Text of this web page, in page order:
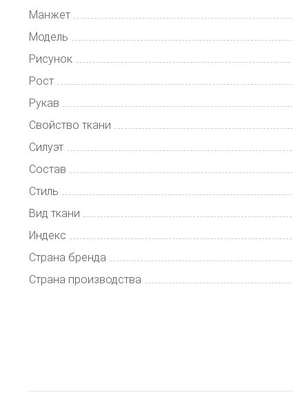
Манжет
Модель
Рисунок
Рост
Рукав
Свойство ткани
Силуэт
Состав
Стиль
Вид ткани
Индекс
Страна бренда
Страна производства